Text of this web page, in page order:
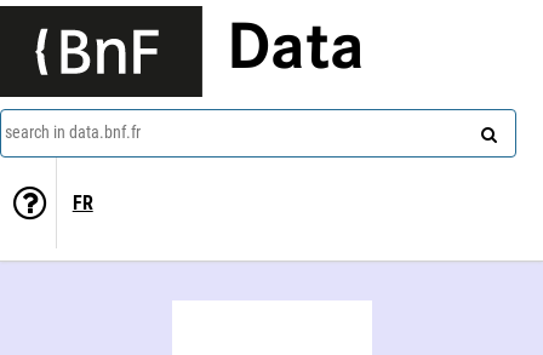
Data
search in data.bnf.fr
FR